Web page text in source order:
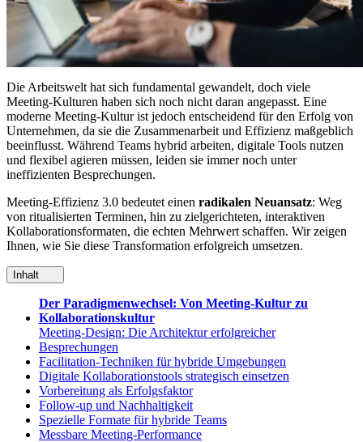
Die Arbeitswelt hat sich fundamental gewandelt, doch viele
Meeting-Kulturen haben sich noch nicht daran angepasst. Eine
moderne Meeting-Kultur ist jedoch entscheidend für den Erfolg von
Unternehmen, da sie die Zusammenarbeit und Effizienz maßgeblich
beeinflusst. Während Teams hybrid arbeiten, digitale Tools nutzen
und flexibel agieren müssen, leiden sie immer noch unter
ineffizienten Besprechungen.
Meeting-Effizienz 3.0 bedeutet einen radikalen Neuansatz: Weg
von ritualisierten Terminen, hin zu zielgerichteten, interaktiven
Kollaborationsformaten, die echten Mehrwert schaffen. Wir zeigen
Ihnen, wie Sie diese Transformation erfolgreich umsetzen.
Inhalt
Der Paradigmenwechsel: Von Meeting-Kultur zu
Kollaborationskultur
Meeting-Design: Die Architektur erfolgreicher
Besprechungen
Facilitation-Techniken für hybride Umgebungen
Digitale Kollaborationstools strategisch einsetzen
Vorbereitung als Erfolgsfaktor
Follow-up und Nachhaltigkeit
Spezielle Formate für hybride Teams
Messbare Meeting-Performance